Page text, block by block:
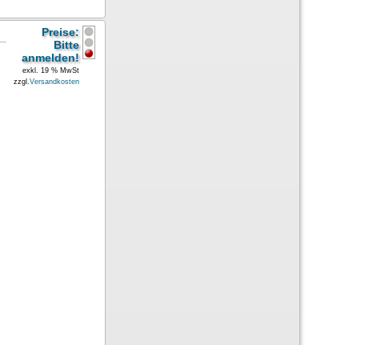
Preise:
Bitte
anmelden!
exkl. 19 % MwSt
zzgl.Versandkosten